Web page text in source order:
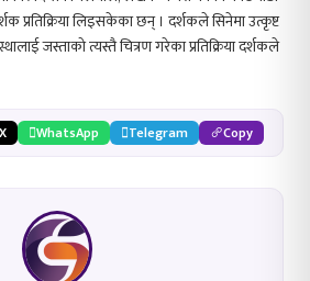
प्रतिक्रिया लिइसकेका छन् । दर्शकले सिनेमा उत्कृष्ट
जस्ताको त्यस्तै चित्रण गरेका प्रतिक्रिया दर्शकले
X WhatsApp Telegram Copy